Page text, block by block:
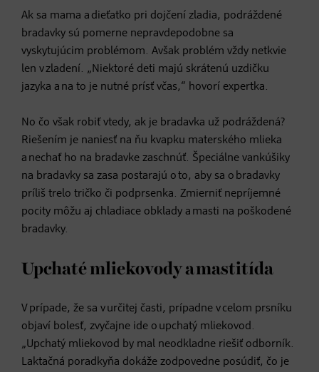
Ak sa mama a dieťatko pri dojčení zladia, podráždené
bradavky sú pomerne nepravdepodobne sa
vyskytujúcim problémom. Avšak problém vždy netkvie
len v zladení. „Niektoré deti majú skrátenú uzdičku
jazyka a na to je nutné prísť včas,“ hovorí expertka.
No čo však robiť vtedy, ak je bradavka už podráždená?
Riešením je naniesť na ňu kvapku materského mlieka
a nechať ho na bradavke zaschnúť. Špeciálne vankúšiky
na bradavky sa zasa postarajú o to, aby sa o bradavky
príliš trelo tričko či podprsenka. Zmierniť nepríjemné
pocity môžu aj chladiace obklady a masti na poškodené
bradavky.
Upchaté mliekovody a mastitída
V prípade, že sa v určitej časti, prípadne v celom prsníku
objaví bolesť, zvyčajne ide o upchatý mliekovod.
„Upchatý mliekovod by mal neodkladne riešiť odborník.
Laktačná poradkyňa dokáže zodpovedne posúdiť, čo je